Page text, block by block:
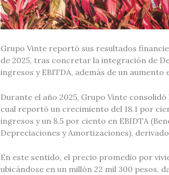
Grupo Vinte reportó sus resultados
de 2025, tras concretar la integración de
ingresos y EBITDA, además de un
Durante el año 2025, Grupo Vinte
cual reportó un crecimiento del 18.1 por
ingresos y un 8.5 por ciento en EBIDTA
Depreciaciones y Amortizaciones),
En este sentido, el precio promedio por
ubicándose en un millón 22 mil 300 pesos,